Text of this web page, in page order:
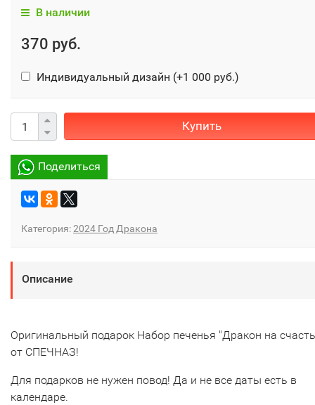
В наличии
370 руб.
Индивидуальный дизайн (+1 000 руб.)
Купить
Поделиться
Категория:2024 Год Дракона
Описание
Оригинальный подарок Набор печенья "Дракон на
от СПЕЧНАЗ!
Для подарков не нужен повод! Да и не все даты есть в
календаре.